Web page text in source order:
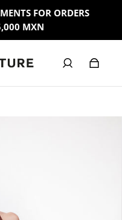
FOR ORDERS
MXN